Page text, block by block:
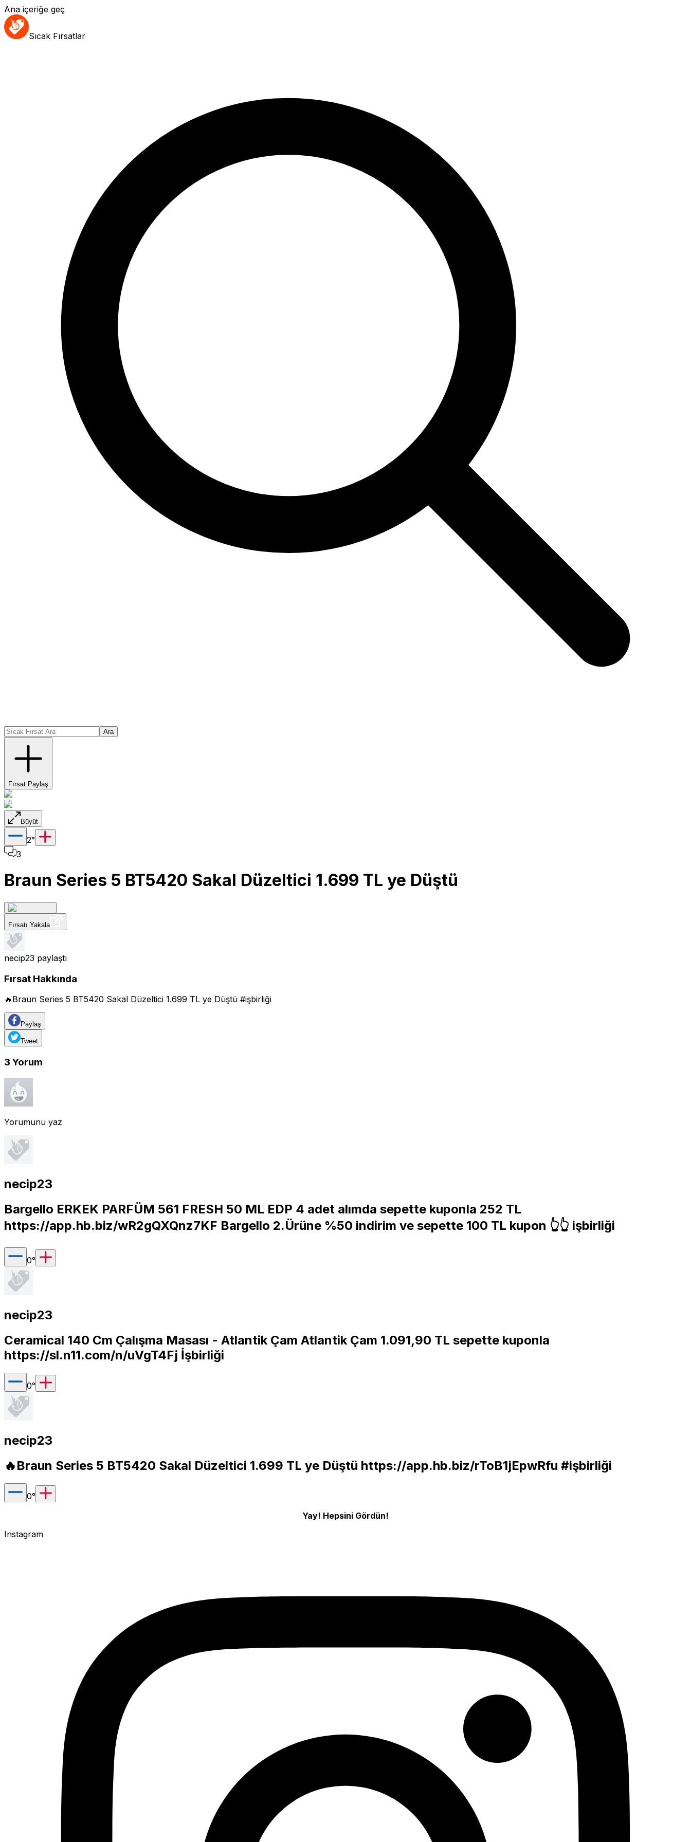
Ana içeriğe geç
Sıcak Fırsatlar
Ara
Fırsat Paylaş
Büyüt
2°
3
Braun Series 5 BT5420 Sakal Düzeltici 1.699 TL ye Düştü
Fırsatı Yakala
necip23 paylaştı
Fırsat Hakkında
🔥Braun Series 5 BT5420 Sakal Düzeltici 1.699 TL ye Düştü #işbirliği
Paylaş
Tweet
3 Yorum
Yorumunu yaz
necip23
Bargello ERKEK PARFÜM 561 FRESH 50 ML EDP 4 adet alımda sepette kuponla 252 TL
https://app.hb.biz/wR2gQXQnz7KF Bargello 2.Ürüne %50 indirim ve sepette 100 TL kupon 👆👆 işbirliği
0°
necip23
Ceramical 140 Cm Çalışma Masası - Atlantik Çam Atlantik Çam 1.091,90 TL sepette kuponla
https://sl.n11.com/n/uVgT4Fj İşbirliği
0°
necip23
🔥Braun Series 5 BT5420 Sakal Düzeltici 1.699 TL ye Düştü https://app.hb.biz/rToB1jEpwRfu #işbirliği
0°
Yay! Hepsini Gördün!
Instagram